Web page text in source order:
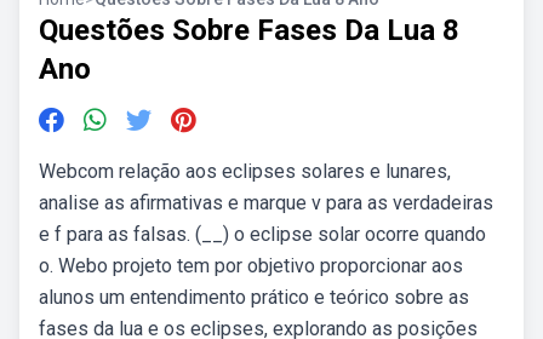
Questões Sobre Fases Da Lua 8
Ano
Webcom relação aos eclipses solares e lunares,
analise as afirmativas e marque v para as verdadeiras
e f para as falsas. (__) o eclipse solar ocorre quando
o. Webo projeto tem por objetivo proporcionar aos
alunos um entendimento prático e teórico sobre as
fases da lua e os eclipses, explorando as posições